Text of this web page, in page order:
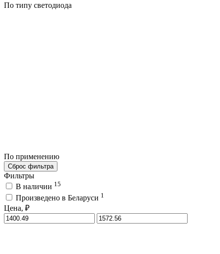
По типу светодиода
По применению
Сброс фильтра
Фильтры
В наличии 15
Произведено в Беларуси 1
Цена, ₽